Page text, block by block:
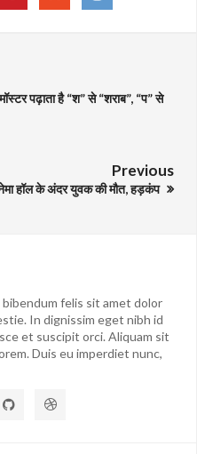
पढ़ाता है “श” से “शराब”, “प” से
Previous
हॉल के अंदर युवक की मौत, हड़कंप
felis sit amet dolor
In dignissim eget nibh id
et suscipit orci. Aliquam sit
Duis eu imperdiet nunc,